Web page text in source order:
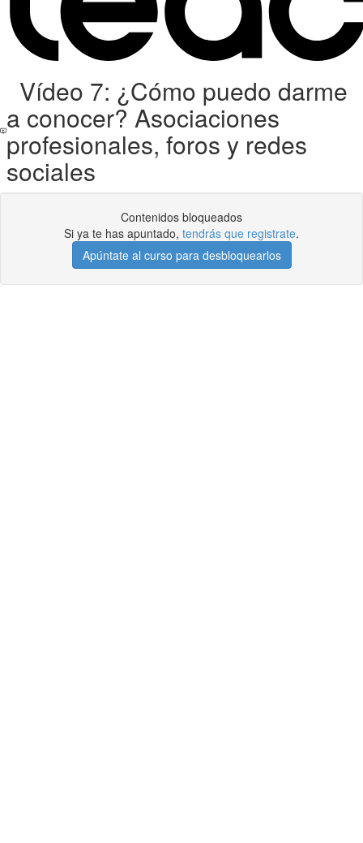
Vídeo 7: ¿Cómo puedo darme
a conocer? Asociaciones
profesionales, foros y redes
sociales
Contenidos bloqueados
Si ya te has apuntado, tendrás que registrate.
Apúntate al curso para desbloquearlos